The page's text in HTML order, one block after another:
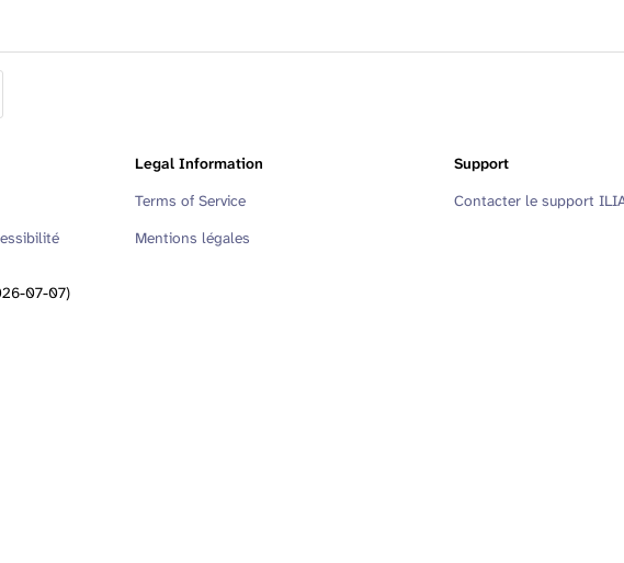
Legal Information
Terms of Service
Mentions légales
Support
Contacter le support
07-07)